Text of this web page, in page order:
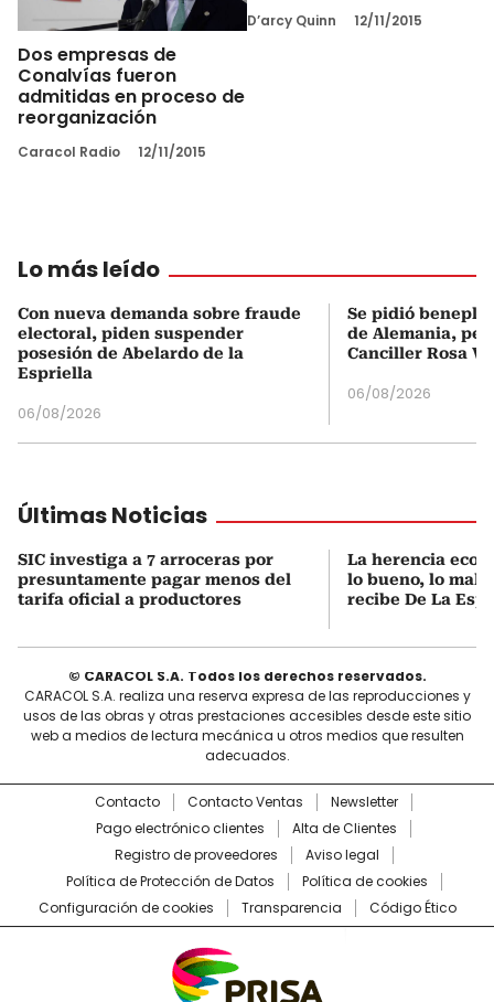
Dos empresas de
Conalvías fueron
admitidas en proceso de
reorganización
Caracol Radio 12/11/2015
D’arcy Quinn 12/11/2015
Lo más leído
Con nueva demanda sobre fraude
electoral, piden suspender
posesión de Abelardo de la
Espriella
06/08/2026
Se pidió
de Alemania,
Canciller Rosa
06/08/2026
Últimas Noticias
SIC investiga a 7 arroceras por
presuntamente pagar menos del
tarifa oficial a productores
La herencia
lo bueno, lo
recibe De La
© CARACOL S.A. Todos los derechos reservados.
CARACOL S.A. realiza una reserva expresa de las reproducciones y
usos de las obras y otras prestaciones accesibles desde este sitio
web a medios de lectura mecánica u otros medios que resulten
adecuados.
Contacto Contacto Ventas
Newsletter
Pago electrónico clientes
Alta de Clientes
Registro de proveedores
Aviso legal
Política de Protección de Datos
Política de cookies
Configuración de cookies
Transparencia Código Ético